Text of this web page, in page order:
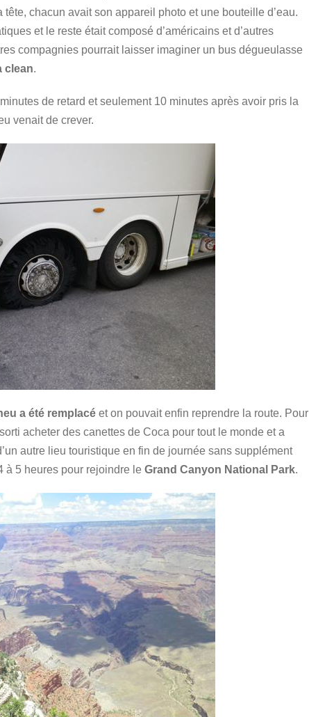
tête, chacun avait son appareil photo et une bouteille d’eau.
et le reste était composé d’américains et d’autres
compagnies pourrait laisser imaginer un bus dégueulasse
clean.
de retard et seulement 10 minutes après avoir pris la
venait de crever.
a été remplacé et on pouvait enfin reprendre la route. Pour
acheter des canettes de Coca pour tout le monde et a
autre lieu touristique en fin de journée sans supplément
à 5 heures pour rejoindre le Grand Canyon National Park.